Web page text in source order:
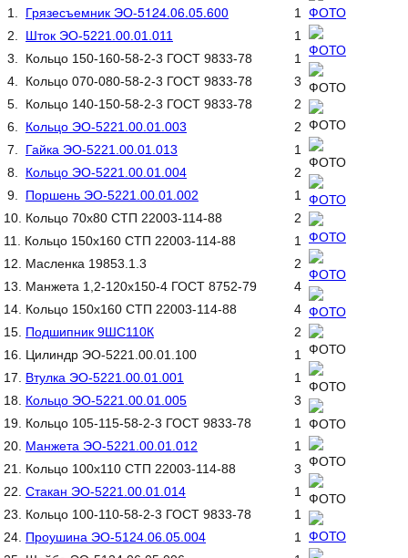
1. Грязесъемник ЭО-5124.06.05.600
2. Шток ЭО-5221.00.01.011
3. Кольцо 150-160-58-2-3 ГОСТ 9833-78
4. Кольцо 070-080-58-2-3 ГОСТ 9833-78
5. Кольцо 140-150-58-2-3 ГОСТ 9833-78
6. Кольцо ЭО-5221.00.01.003
7. Гайка ЭО-5221.00.01.013
8. Кольцо ЭО-5221.00.01.004
9. Поршень ЭО-5221.00.01.002
10. Кольцо 70х80 СТП 22003-114-88
11. Кольцо 150х160 СТП 22003-114-88
12. Масленка 19853.1.3
13. Манжета 1,2-120х150-4 ГОСТ 8752-79
14. Кольцо 150х160 СТП 22003-114-88
15. Подшипник 9ШС110К
16. Цилиндр ЭО-5221.00.01.100
17. Втулка ЭО-5221.00.01.001
18. Кольцо ЭО-5221.00.01.005
19. Кольцо 105-115-58-2-3 ГОСТ 9833-78
20. Манжета ЭО-5221.00.01.012
21. Кольцо 100х110 СТП 22003-114-88
22. Стакан ЭО-5221.00.01.014
23. Кольцо 100-110-58-2-3 ГОСТ 9833-78
24. Проушина ЭО-5124.06.05.004
1
1
1
3
2
2
1
2
1
2
1
2
4
4
2
1
1
3
1
1
3
1
1
1